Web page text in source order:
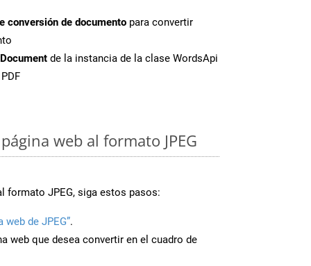
conversión de documento para convertir
de la instancia de la clase WordsApi
web al formato JPEG
formato JPEG, siga estos pasos:
web de JPEG”.
web que desea convertir en el cuadro de